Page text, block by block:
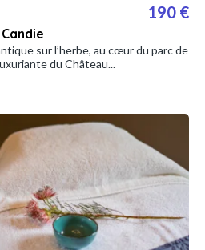
190 €
sur l’herbe, au cœur du parc de
du Château...